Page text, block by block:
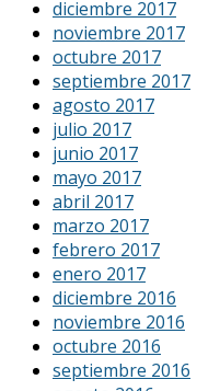
diciembre 2017
noviembre 2017
octubre 2017
septiembre 2017
agosto 2017
julio 2017
junio 2017
mayo 2017
abril 2017
marzo 2017
febrero 2017
enero 2017
diciembre 2016
noviembre 2016
octubre 2016
septiembre 2016